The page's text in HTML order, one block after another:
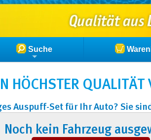
Suche
HÖCHSTER
Auspuff-Set für Ihr Auto? Sie
Noch kein Fahrzeug